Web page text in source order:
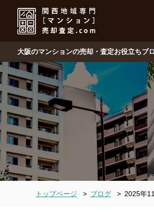
大阪のマンションの売却・査定お役立ちブ
トップページ > ブログ > 2025年